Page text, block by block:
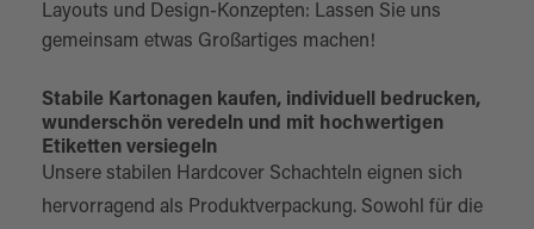
Layouts und Design-Konzepten: Lassen Sie uns
gemeinsam etwas Großartiges machen!
Stabile Kartonagen kaufen, individuell bedrucken,
wunderschön veredeln und mit hochwertigen
Etiketten versiegeln
Unsere stabilen Hardcover Schachteln eignen sich
hervorragend als Produktverpackung. Sowohl für die